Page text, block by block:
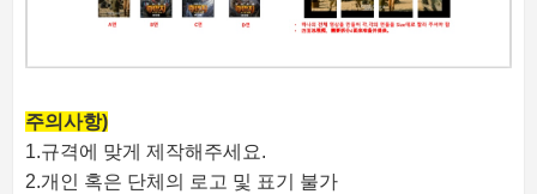
주의사항)
1.규격에 맞게 제작해주세요.
2.개인 혹은 단체의 로고 및 표기 불가